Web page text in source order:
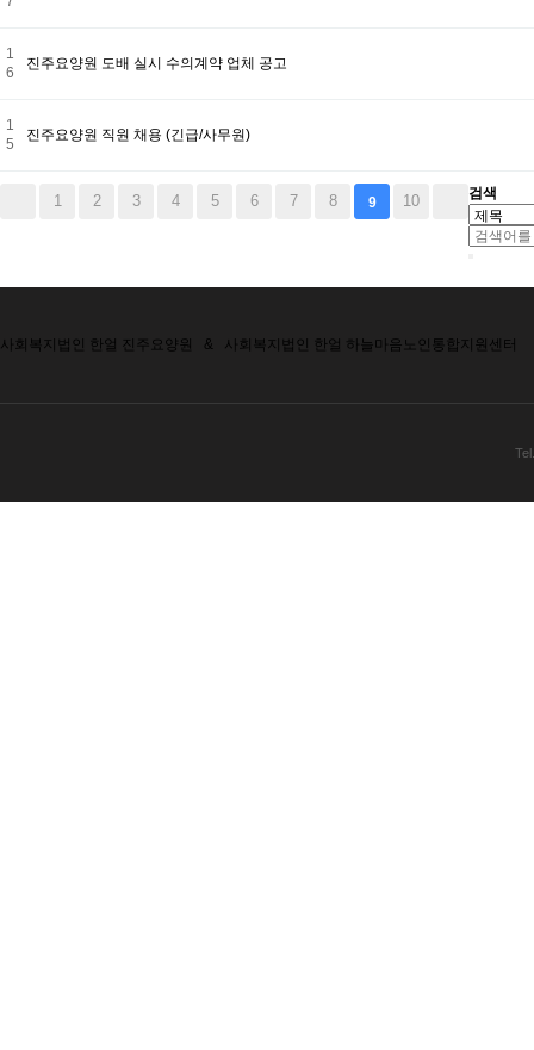
1
6
진주요양원 도배 실시 수의계약 업체 공고
1
5
진주요양원 직원 채용 (긴급/사무원)
1 2 3 4 5 6 7 8 9 10 검색
사회복지법인 한얼 진주요양원 & 사회복지법인 한얼 하늘마음노인통합지원센터